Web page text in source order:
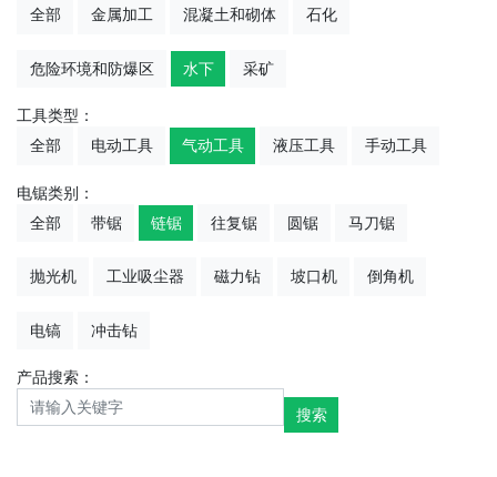
全部
金属加工 混凝土和砌体 石化
危险环境和防爆区 水下 采矿
工具类型：
全部
电动工具 气动工具 液压工具 手动工具
电锯类别：
全部
带锯 链锯 往复锯 圆锯 马刀锯
抛光机 工业吸尘器 磁力钻 坡口机 倒角机
电镐 冲击钻
产品搜索：
搜索